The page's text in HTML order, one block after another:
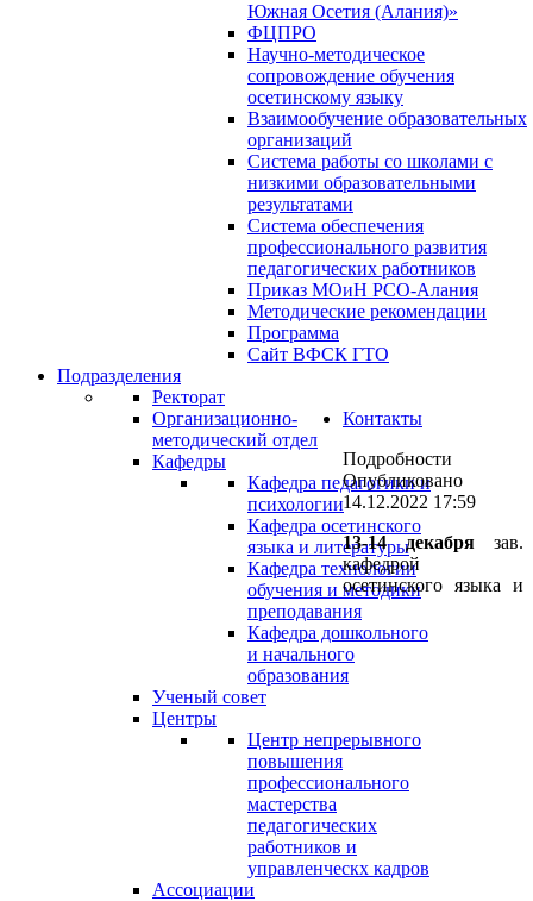
Южная Осетия (Алания)»
ФЦПРО
Научно-методическое
сопровождение обучения
осетинскому языку
Взаимообучение образовательных
организаций
Система работы со школами с
низкими образовательными
результатами
Система обеспечения
профессионального развития
педагогических работников
Приказ МОиН РСО-Алания
Методические рекомендации
Программа
Сайт ВФСК ГТО
Подразделения
Ректорат
Организационно-
методический отдел
Кафедры
Кафедра педагогики и
психологии
Кафедра осетинского
языка и литературы
Кафедра технологии
обучения и методики
преподавания
Кафедра дошкольного
и начального
образования
Ученый совет
Центры
Центр непрерывного
повышения
профессионального
мастерства
педагогических
работников и
управленческх кадров
Ассоциации
Контакты
Подробности
Опубликовано
14.12.2022 17:59
13-14 декабря зав.
кафедрой
осетинского языка и